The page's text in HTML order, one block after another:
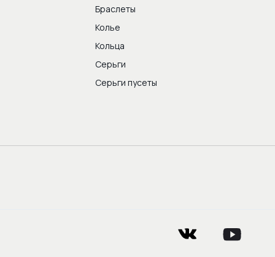
Браслеты
Колье
Кольца
Серьги
Серьги пусеты
vkontakte youtube